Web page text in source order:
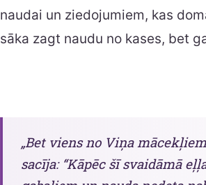
naudai un ziedojumiem, kas
sāka zagt naudu no kases, bet
„Bet viens no Viņa
sacīja: “Kāpēc šī svaidāmā